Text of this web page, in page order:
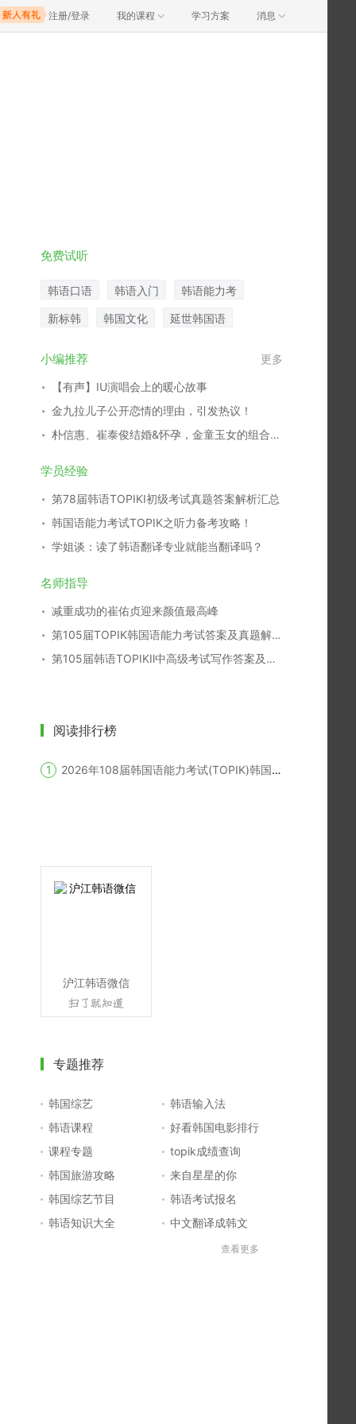
注册/登录 我的课程 学习方案 消息
免费试听
韩语口语 韩语入门 韩语能力考
新标韩 韩国文化 延世韩国语
小编推荐 更多
【有声】IU演唱会上的暖心故事
金九拉儿子公开恋情的理由，引发热议！
朴信惠、崔泰俊结婚&怀孕，金童玉女的组合结成正果！
学员经验
第78届韩语TOPIKⅠ初级考试真题答案解析汇总
韩国语能力考试TOPIK之听力备考攻略！
学姐谈：读了韩语翻译专业就能当翻译吗？
名师指导
减重成功的崔佑贞迎来颜值最高峰
第105届TOPIK韩国语能力考试答案及真题解析汇总
第105届韩语TOPIKⅡ中高级考试写作答案及真题解析
阅读排行榜
2026年108届韩国语能力考试(TOPIK)韩国报名时间
沪江韩语微信
专题推荐
韩国综艺
韩语输入法
韩语课程
好看韩国电影排行
课程专题
topik成绩查询
韩国旅游攻略
来自星星的你
韩国综艺节目
韩语考试报名
韩语知识大全
中文翻译成韩文
查看更多